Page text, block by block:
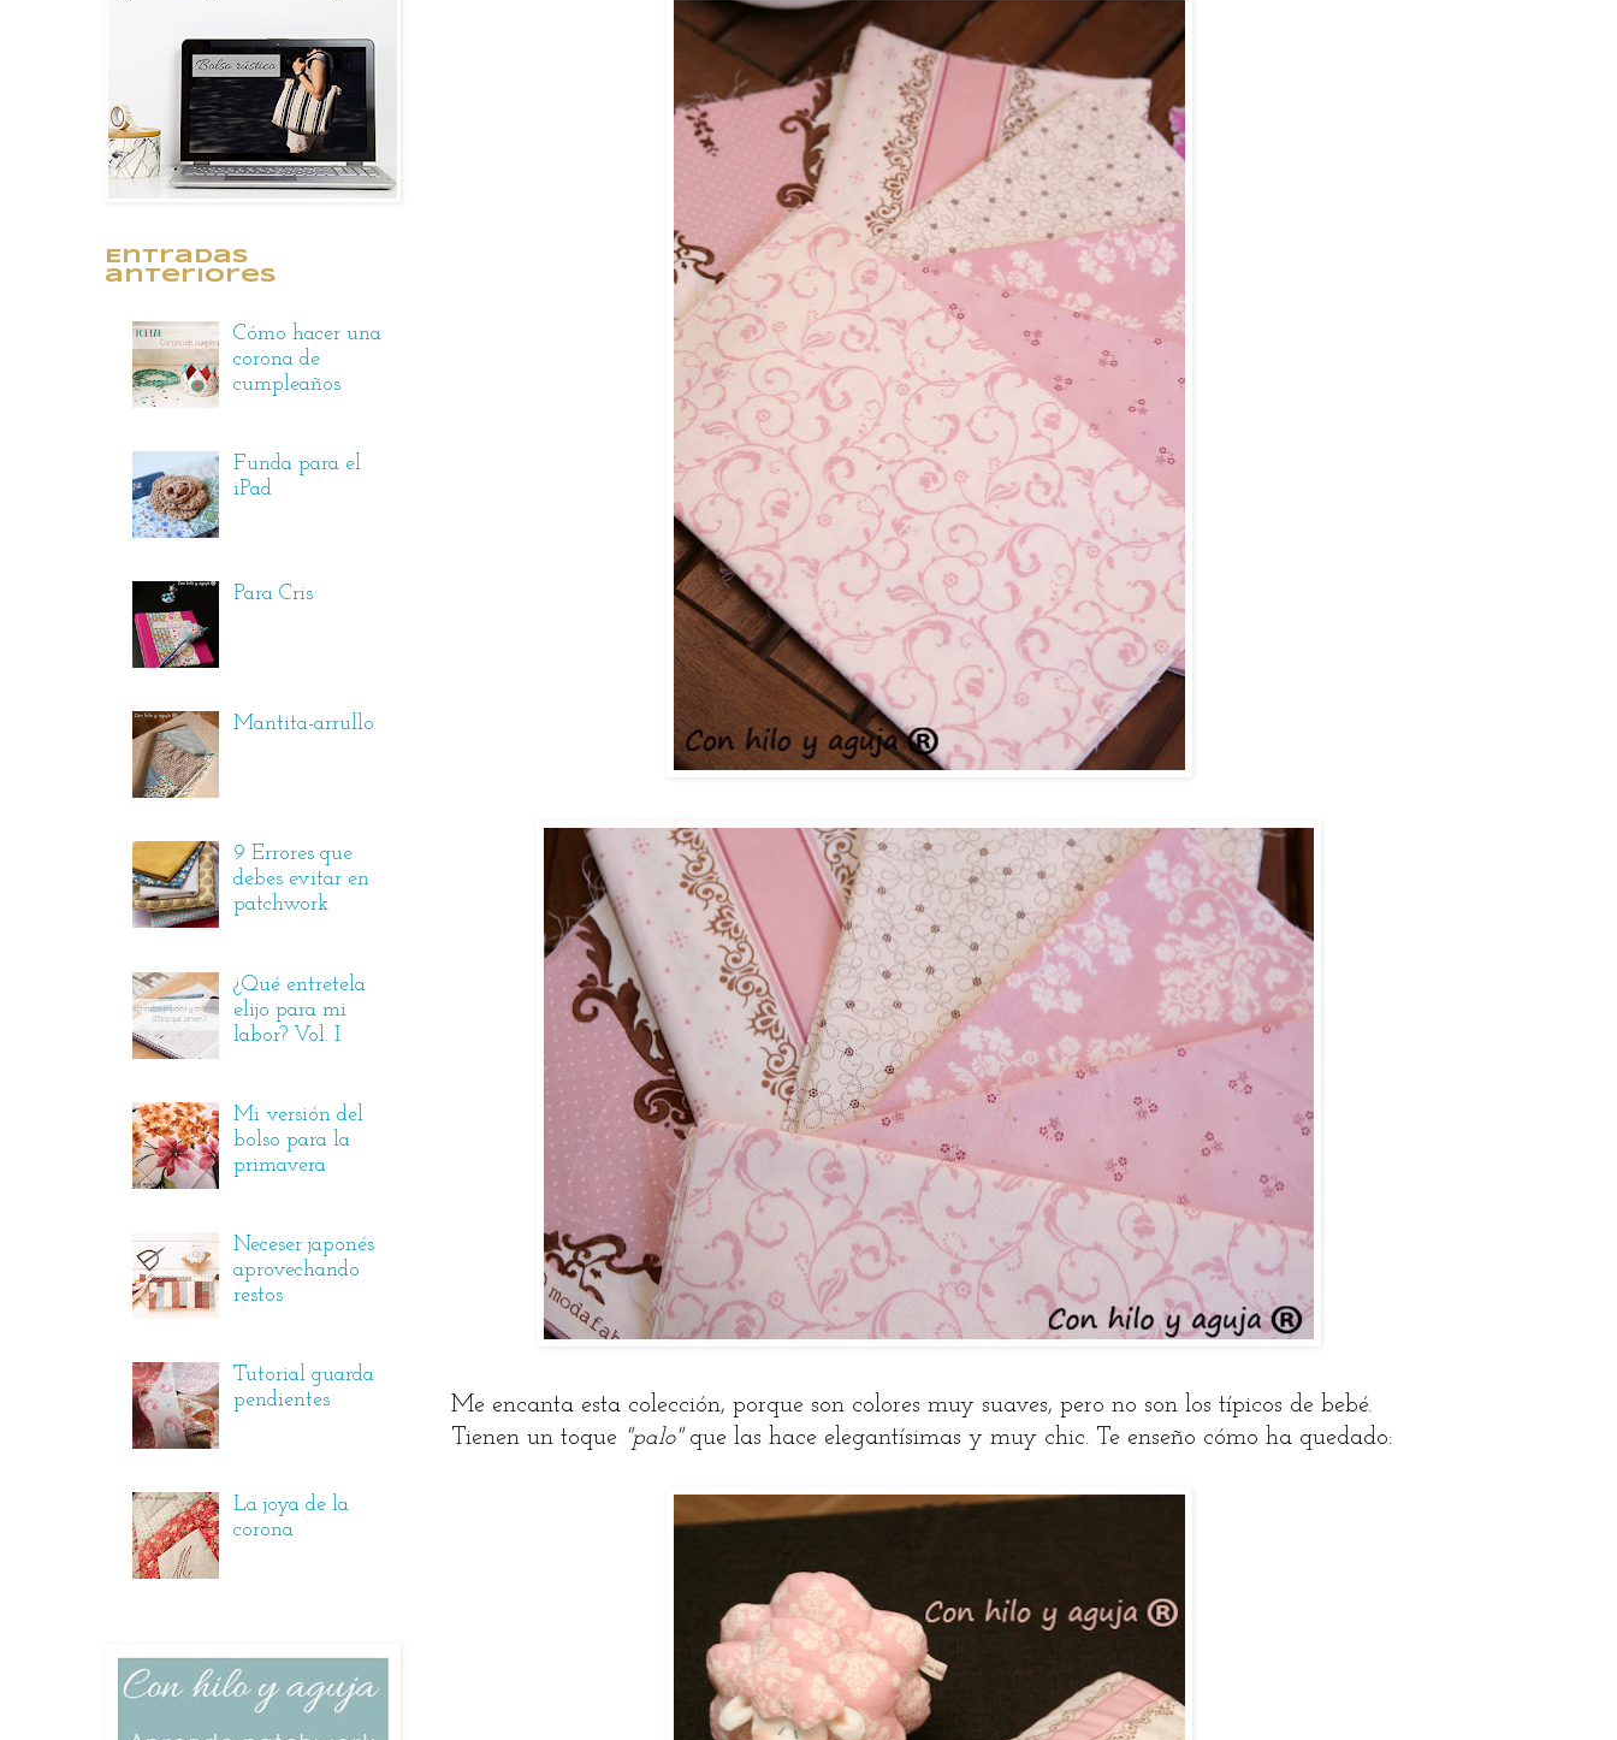
Me encanta esta colección, porque son colores muy suaves, pero no son los típicos de bebé.
Tienen un toque "palo"que las hace elegantísimas y muy chic. Te enseño cómo ha quedado:
Entradas
anteriores
Cómo hacer una
corona de
cumpleaños
Funda para el
iPad
Para Cris
Mantita-arrullo
9 Errores que
debes evitar en
patchwork
¿Qué entretela
elijo para mi
labor? Vol. I
Mi versión del
bolso para la
primavera
Neceser japonés
aprovechando
restos
Tutorial guarda
pendientes
La joya de la
corona